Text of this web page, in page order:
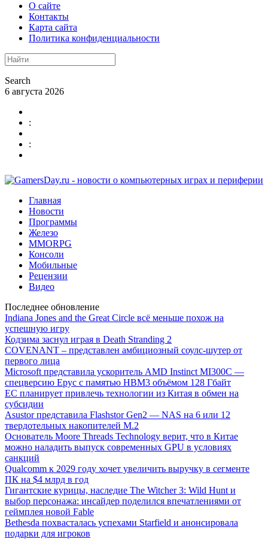
О сайте
Контакты
Карта сайта
Политика конфиденциальности
Search
6 августа 2026
:
:
Главная
Новости
Программы
Железо
MMORPG
Консоли
Мобильные
Рецензии
Видео
Последнее обновление
Indiana Jones and the Great Circle всё меньше похож на
успешную игру
Кодзима заснул играя в Death Stranding 2
COVENANT – представлен амбициозный соулс-шутер от
первого лица
Microsoft представила ускоритель AMD Instinct MI300C —
спецверсию Epyc с памятью HBM3 объёмом 128 Гбайт
ЕС планирует привлечь технологии из Китая в обмен на
субсидии
Asustor представила Flashstor Gen2 — NAS на 6 или 12
твердотельных накопителей M.2
Основатель Moore Threads Technology верит, что в Китае
можно наладить выпуск современных GPU в условиях
санкций
Qualcomm к 2029 году хочет увеличить выручку в сегменте
ПК на $4 млрд в год
Гигантские курицы, наследие The Witcher 3: Wild Hunt и
выбор персонажа: инсайдер поделился впечатлениями от
геймплея новой Fable
Bethesda похвасталась успехами Starfield и анонсировала
подарки для игроков